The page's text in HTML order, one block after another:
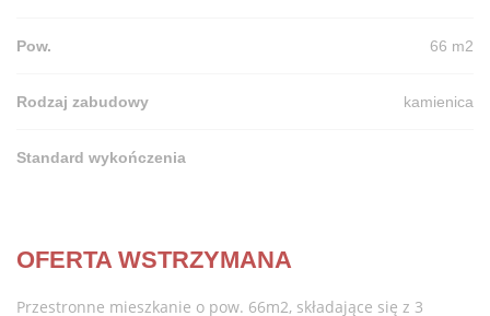
Pow. 66 m2
Rodzaj zabudowy kamienica
Standard wykończenia
OFERTA WSTRZYMANA
Przestronne mieszkanie o pow. 66m2, składające się z 3